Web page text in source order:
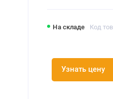
На складе Код
Узнать цену